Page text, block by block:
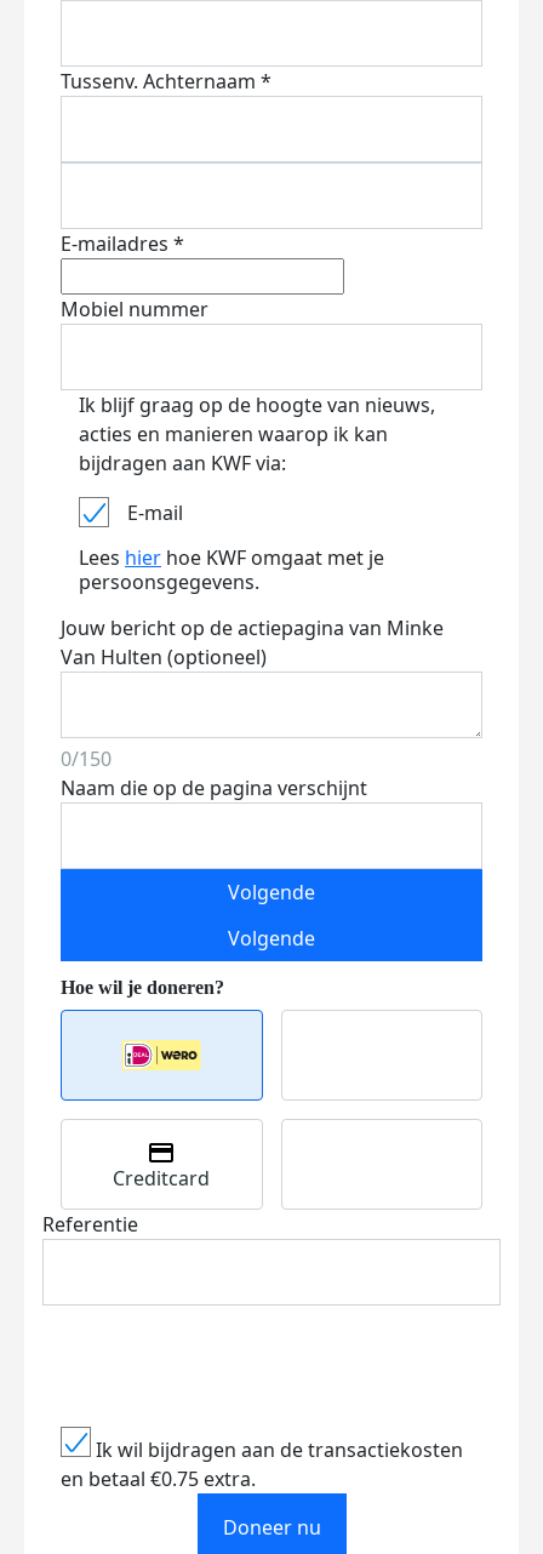
Tussenv. Achternaam *
E-mailadres *
Mobiel nummer
Ik blijf graag op de hoogte van nieuws,
acties en manieren waarop ik kan
bijdragen aan KWF via:
E-mail
Lees hier hoe KWF omgaat met je
persoonsgegevens.
Jouw bericht op de actiepagina van Minke
Van Hulten (optioneel)
0/150
Naam die op de pagina verschijnt
Volgende
Volgende
Creditcard
Referentie
Ik wil bijdragen aan de transactiekosten
en betaal €0.75 extra.
Doneer nu